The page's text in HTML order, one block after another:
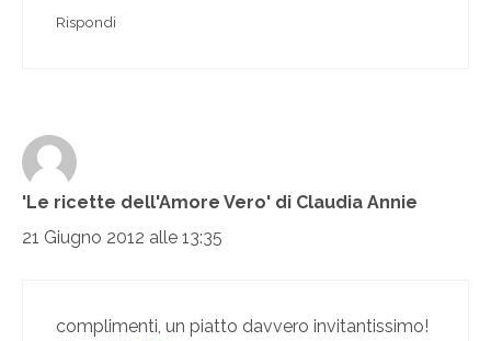
Rispondi
'Le ricette dell'Amore Vero' di Claudia Annie
21 Giugno 2012 alle 13:35
complimenti, un piatto davvero invitantissimo!